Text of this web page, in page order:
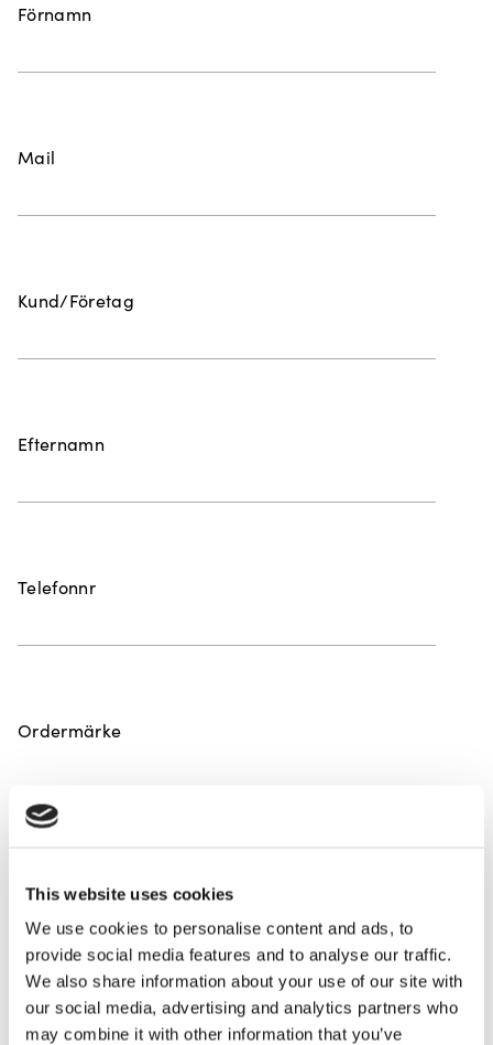
This website uses cookies
We use cookies to personalise content and ads, to
provide social media features and to analyse our traffic.
We also share information about your use of our site with
our social media, advertising and analytics partners who
may combine it with other information that you’ve
Förnamn
Mail
Kund/Företag
Efternamn
Telefonnr
Ordermärke